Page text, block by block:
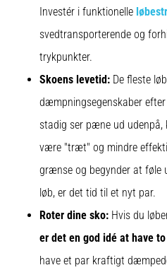
Investér i funktionelle
svedtransporterende og
trykpunkter.
Skoens levetid: De fleste
dæmpningsegenskaber
stadig ser pæne ud
være "træt" og mindre
grænse og begynder at føle
løb, er det tid til et nyt par.
Roter dine sko: Hvis du
er det en god idé at have
have et par kraftigt